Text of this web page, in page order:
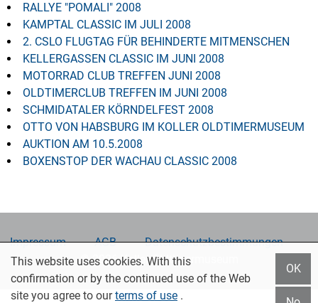
RALLYE "POMALI" 2008
KAMPTAL CLASSIC IM JULI 2008
2. CSLO FLUGTAG FÜR BEHINDERTE MITMENSCHEN
KELLERGASSEN CLASSIC IM JUNI 2008
MOTORRAD CLUB TREFFEN JUNI 2008
OLDTIMERCLUB TREFFEN IM JUNI 2008
SCHMIDATALER KÖRNDELFEST 2008
OTTO VON HABSBURG IM KOLLER OLDTIMERMUSEUM
AUKTION AM 10.5.2008
BOXENSTOP DER WACHAU CLASSIC 2008
Impressum AGB
Datenschutzbestimmungen
© 2026 Koller Oldtimermuseum
This website uses cookies. With this
confirmation or by the continued use of the Web
site you agree to ourterms of use .
OK